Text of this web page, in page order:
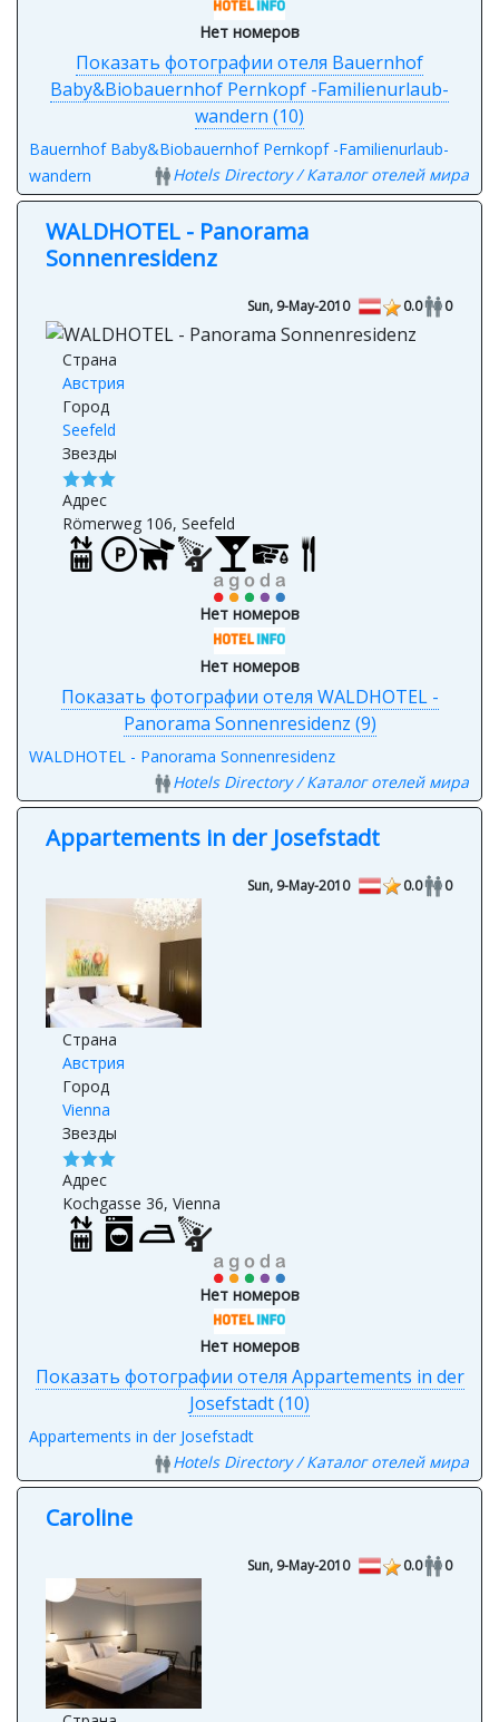
Нет номеров
Показать фотографии отеля Bauernhof
Baby&Biobauernhof Pernkopf -Familienurlaub-
wandern (10)
Bauernhof Baby&Biobauernhof Pernkopf -Familienurlaub-
wandern
Hotels Directory / Каталог отелей мира
WALDHOTEL - Panorama
Sonnenresidenz
Sun, 9-May-2010 0.0 0
Страна
Австрия
Город
Seefeld
Звезды
Адрес
Römerweg 106, Seefeld
Нет номеров
Нет номеров
Показать фотографии отеля WALDHOTEL -
Panorama Sonnenresidenz (9)
WALDHOTEL - Panorama Sonnenresidenz
Hotels Directory / Каталог отелей мира
Appartements in der Josefstadt
Sun, 9-May-2010 0.0 0
Страна
Австрия
Город
Vienna
Звезды
Адрес
Kochgasse 36, Vienna
Нет номеров
Нет номеров
Показать фотографии отеля Appartements in der
Josefstadt (10)
Appartements in der Josefstadt
Hotels Directory / Каталог отелей мира
Caroline
Sun, 9-May-2010 0.0 0